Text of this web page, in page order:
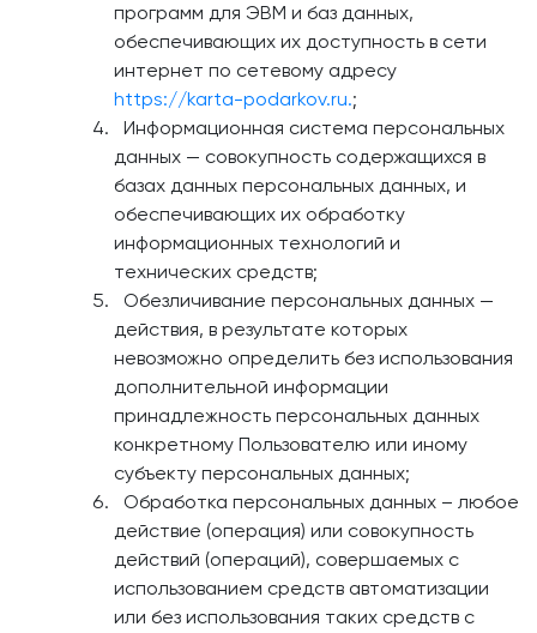
программ для ЭВМ и баз данных,
обеспечивающих их доступность в сети
интернет по сетевому адресу
https://karta-podarkov.ru.;
Информационная система персональных
данных — совокупность содержащихся в
базах данных персональных данных, и
обеспечивающих их обработку
информационных технологий и
технических средств;
Обезличивание персональных данных —
действия, в результате которых
невозможно определить без использования
дополнительной информации
принадлежность персональных данных
конкретному Пользователю или иному
субъекту персональных данных;
Обработка персональных данных – любое
действие (операция) или совокупность
действий (операций), совершаемых с
использованием средств автоматизации
или без использования таких средств с